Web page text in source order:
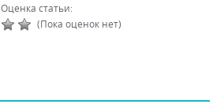
Оценка статьи:
(Пока оценок нет)